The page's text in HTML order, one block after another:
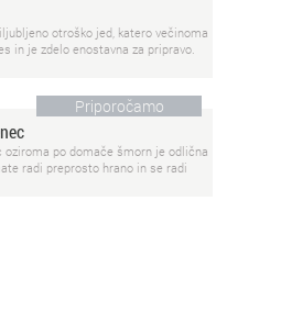
otroško jed, katero večinoma
in je zdelo enostavna za pripravo.
Priporočamo
oziroma po domače šmorn je odlična
radi preprosto hrano in se radi